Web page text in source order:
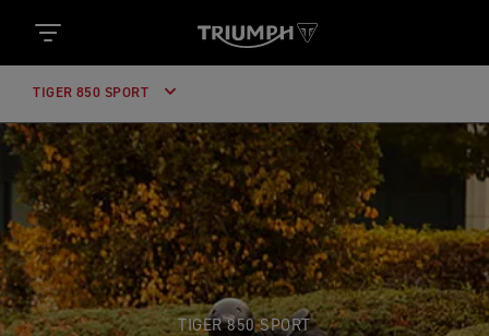
TIGER 850 SPORT
TIGER 850 SPORT